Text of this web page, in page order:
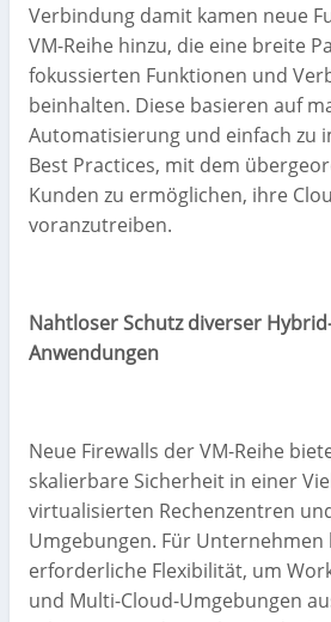
Verbindung damit kamen neue
VM-Reihe hinzu, die eine breite
fokussierten Funktionen und
beinhalten. Diese basieren auf
Automatisierung und einfach zu
Best Practices, mit dem
Kunden zu ermöglichen, ihre
voranzutreiben.
Nahtloser Schutz diverser
Anwendungen
Neue Firewalls der VM-Reihe
skalierbare Sicherheit in einer
virtualisierten Rechenzentren
Umgebungen. Für Unternehmen
erforderliche Flexibilität, um
und Multi-Cloud-Umgebungen